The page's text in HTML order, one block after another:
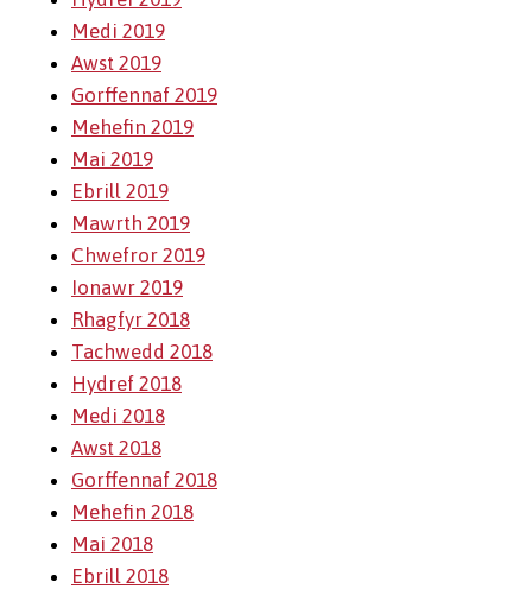
Medi 2019
Awst 2019
Gorffennaf 2019
Mehefin 2019
Mai 2019
Ebrill 2019
Mawrth 2019
Chwefror 2019
Ionawr 2019
Rhagfyr 2018
Tachwedd 2018
Hydref 2018
Medi 2018
Awst 2018
Gorffennaf 2018
Mehefin 2018
Mai 2018
Ebrill 2018